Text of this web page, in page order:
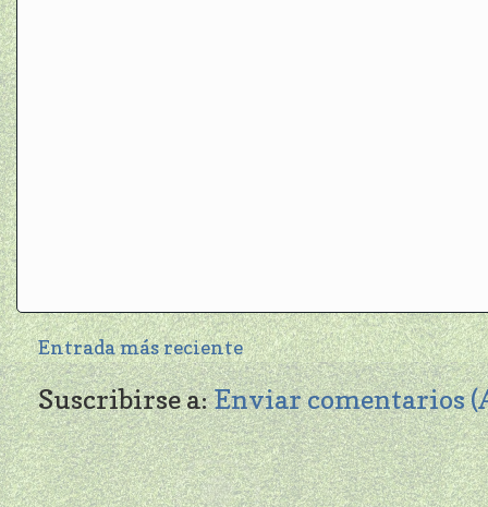
Entrada más reciente
Suscribirse a:Enviar comentarios